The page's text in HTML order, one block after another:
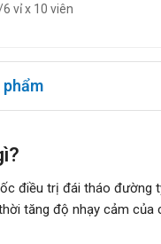
6 vỉ x 10 viên
điều trị đái tháo đường
tăng độ nhạy cảm